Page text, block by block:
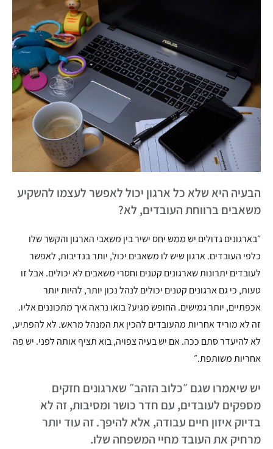
הבעיה היא שלא כל ארגון יכול לאפשר לעצמו להשקיע
משאבים ברווחת העובדים, לא?
״בארגונים גדולים יש ממש יחס ישיר בין משאבי הארגון והקשר שלו
כלפי העובדים. ארגון שיש לו משאבים יכול, יותר בנדיבות, לאפשר
לעובדים יתרונות שארגונים קטנים וחסרי משאבים לא יכולים. אבל זו
טעות, כי גם ארגונים קטנים יכולים לנהל נכון יותר, להיות יותר
אכפתיים, יותר גמישים. החופש מגיע? בואו נראה איך מתכוננים אליו.
זה לא מוריד אחריות מהעובדים להכין את המנהל מראש. לא להפתיע,
לא להיעדר סתם ככה. אם יש בעיה צפויה, בוא תציף אותה לפני. יש פה
אחריות משותפת.״
יש שיאמרו שגם ״כלוב הזהב״ שארגונים חזקים
מספקים לעובדים, עם חדר כושר ומסיבות, זה לא
בדיוק איזון חיים עבודה, אלא להיפך. זה עוד יותר
מרחיק את העובד מחיי המשפחה שלו.